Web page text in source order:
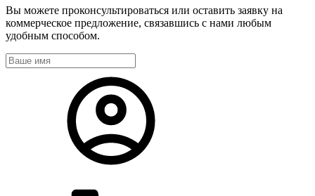
Вы можете проконсультироваться или оставить заявку на
коммерческое предложение, связавшись с нами любым
удобным способом.